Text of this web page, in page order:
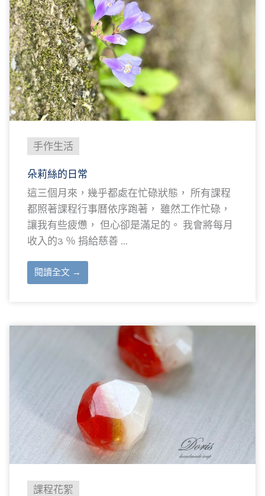
手作生活
朵莉絲的日常
這三個月來，幾乎都處在忙碌狀態， 所有課程
都照著課程行事曆依序跑著， 雖然工作忙碌，
讓我有些疲憊， 但心卻是滿足的。 我會將每月
收入的3 ％ 捐給慈善 ...
閱讀全文 →
課程花絮